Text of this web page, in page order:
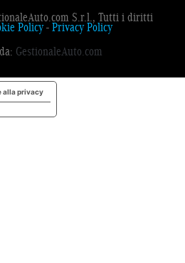
S.r.l., Tutti i diritti
Policy-Privacy Policy
GestionaleAuto.com
alla privacy